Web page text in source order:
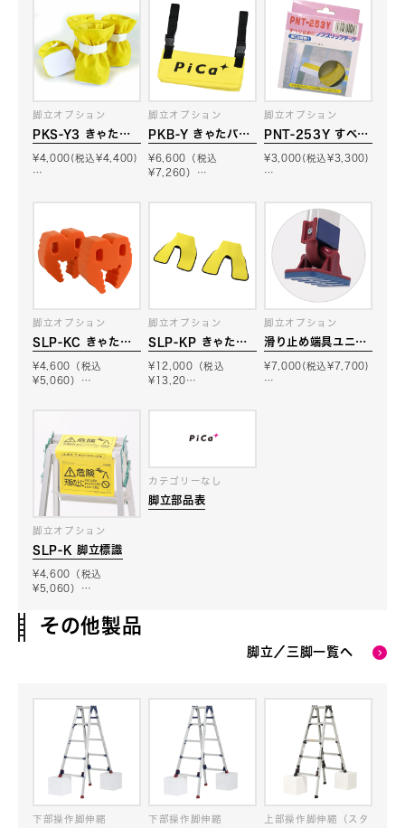
PKS-Y3 きゃたシ
脚立オプション
¥4,000(税込¥4,400)
…
PKB-Y きゃたバッ
グ)
脚立オプション
¥6,600（税込
¥7,260）…
PNT-253Y すべり
脚立オプション
¥3,000(税込¥3,300)
…
SLP-KC きゃたク
脚立オプション
¥4,600（税込
¥5,060）…
SLP-KP きゃたパ
材）
脚立オプション
¥12,000（税込
¥13,20…
滑り止め端具ユニッ
脚立オプション
¥7,000(税込¥7,700)
…
SLP-K 脚立標識
脚立オプション
¥4,600（税込
¥5,060）…
脚立部品表
カテゴリーなし
その他製品
脚立／三脚一覧へ
下部操作脚伸縮 下部操作脚伸縮
上部操作脚伸縮（スタ